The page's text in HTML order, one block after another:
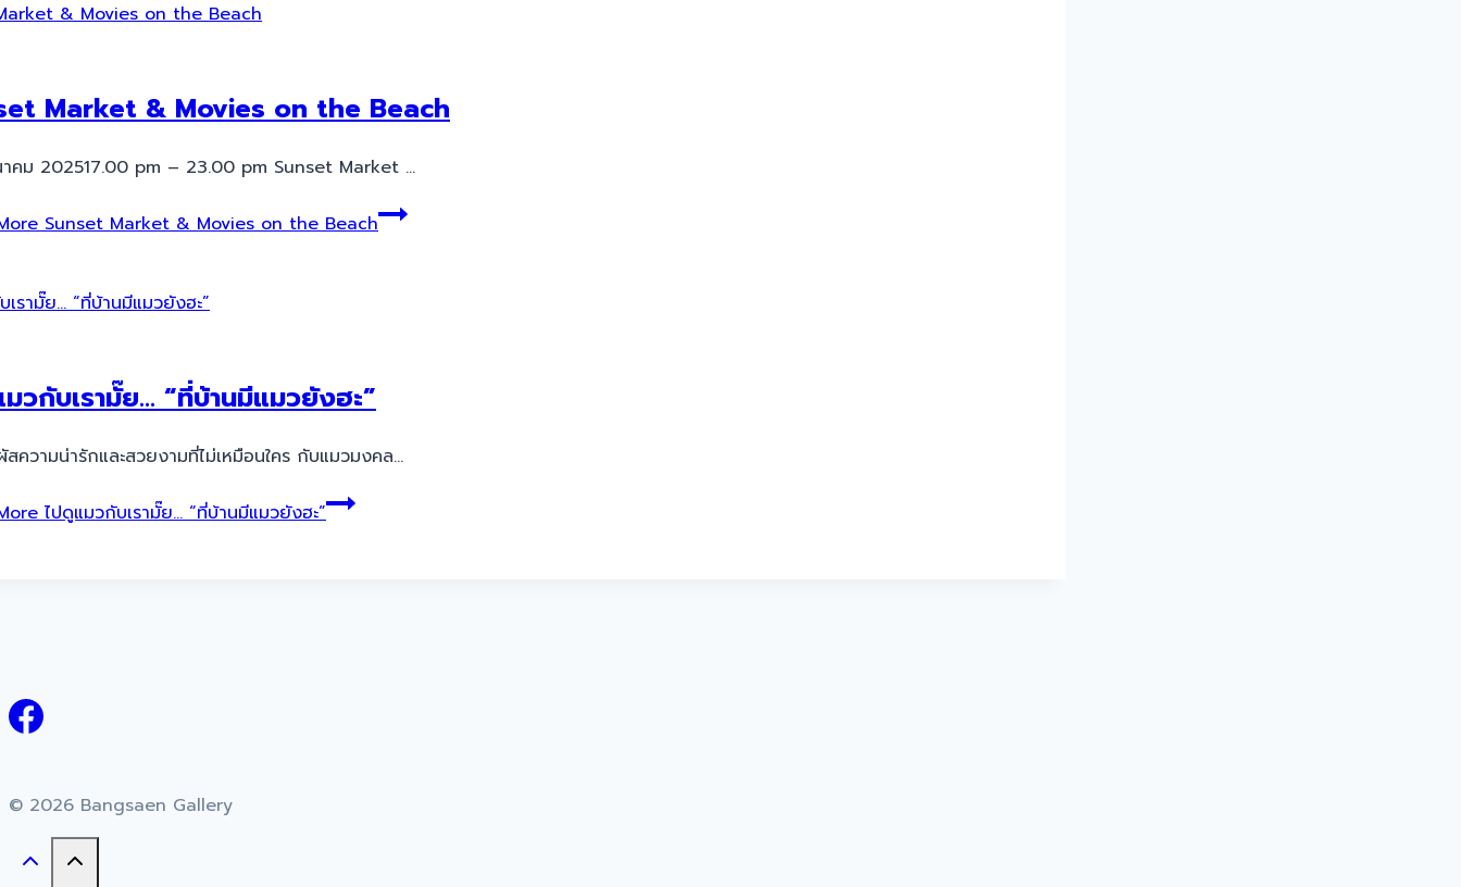
Market & Movies on the Beach
คม 202517.00 pm – 23.00 pm Sunset Market …
Sunset Market & Movies on the Beach
วกับเรามั๊ย… “ที่บ้านมีแมวยังฮะ”
สความน่ารักและสวยงามที่ไม่เหมือนใคร กับแมวมงคล…
ไปดูแมวกับเรามั๊ย… “ที่บ้านมีแมวยังฮะ”
© 2026 Bangsaen Gallery